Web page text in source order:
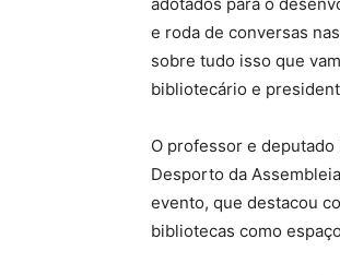
e roda de conversas
sobre tudo isso que
bibliotecário e
O professor e deputado
Desporto da
evento, que destacou
bibliotecas como